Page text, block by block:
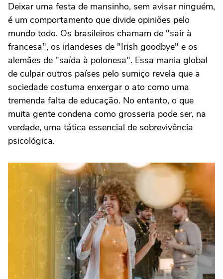
Deixar uma festa de mansinho, sem avisar ninguém,
é um comportamento que divide opiniões pelo
mundo todo. Os brasileiros chamam de "sair à
francesa", os irlandeses de "Irish goodbye" e os
alemães de "saída à polonesa". Essa mania global
de culpar outros países pelo sumiço revela que a
sociedade costuma enxergar o ato como uma
tremenda falta de educação. No entanto, o que
muita gente condena como grosseria pode ser, na
verdade, uma tática essencial de sobrevivência
psicológica.